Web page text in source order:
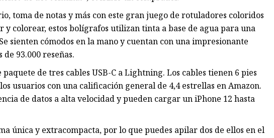
toma de notas y más con este gran juego de rotuladores coloridos
colorear, estos bolígrafos utilizan tinta a base de agua para una
sienten cómodos en la mano y cuentan con una impresionante
93.000 reseñas.
paquete de tres cables USB-C a Lightning. Los cables tienen 6 pies
usuarios con una calificación general de 4,4 estrellas en Amazon.
de datos a alta velocidad y pueden cargar un iPhone 12 hasta
única y extracompacta, por lo que puedes apilar dos de ellos en el